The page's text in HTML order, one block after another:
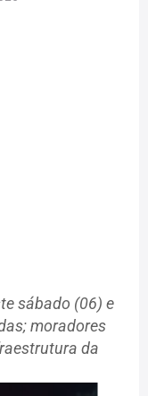
sábado (06) e
moradores
da